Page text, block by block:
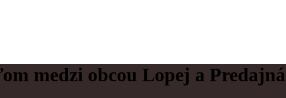
medzi obcou Lopej a Predajná